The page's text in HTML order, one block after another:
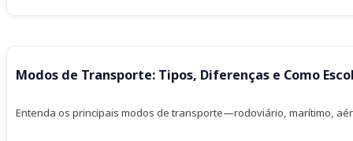
Modos de Transporte: Tipos, Diferenças e Como
Entenda os principais modos de transporte—rodoviário, marítimo,